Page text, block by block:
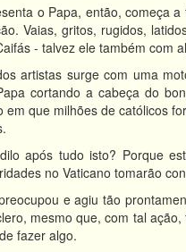
o Papa, então, começa
Vaias, gritos, rugidos,
- talvez ele também com
artistas surge com uma
cortando a cabeça do
em que milhões de católicos
após tudo isto? Porque
no Vaticano tomarão
e agiu tão
mesmo que, com tal
fazer algo.